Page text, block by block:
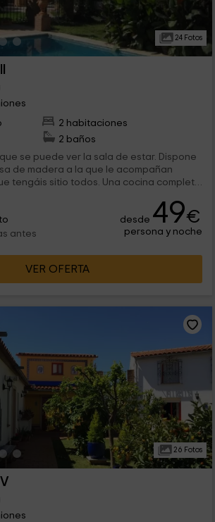
24 Fotos
2 habitaciones
2 baños
se puede ver la sala de estar. Dispone
de madera a la que le acompañan
todos. Una cocina completa
antes
desde 49€
persona y noche
VER OFERTA
26 Fotos